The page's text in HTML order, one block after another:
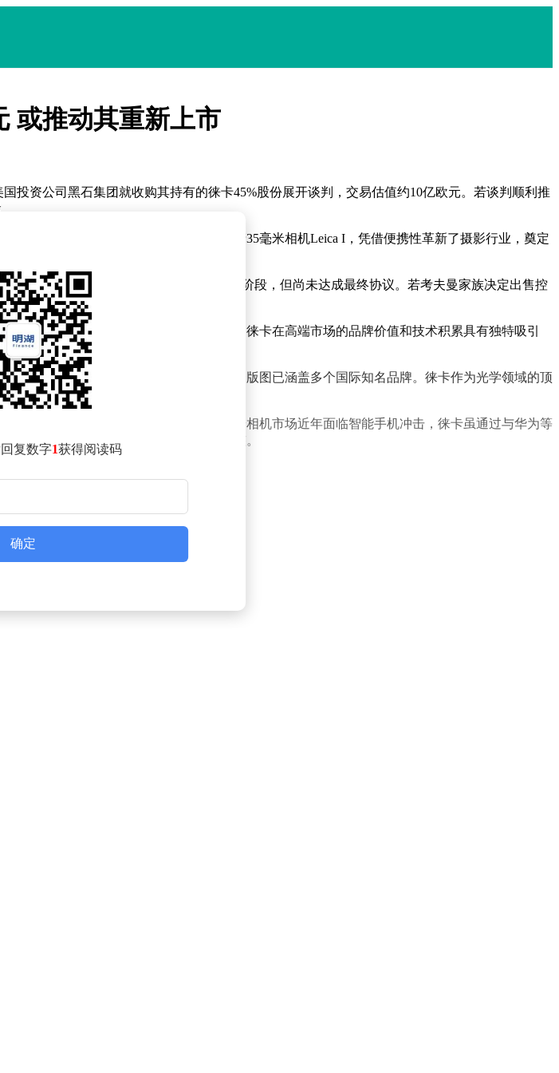
或推动其重新上市
资公司黑石集团就收购其持有的徕卡45%股份展开谈判，交易估值约10亿欧元。若谈判顺利推
微镜制造闻名，1925年推出的首款量产35毫米相机Leica I，凭借便携性革新了摄影行业，奠定
以精湛工艺和光学性能著称。
露，红杉资本与黑石的谈判已进入实质阶段，但尚未达成最终协议。若考夫曼家族决定出售控
后，已12年未在公开市场交易。
毕竟作为拥有近百年历史的消费品牌，徕卡在高端市场的品牌价值和技术积累具有独特吸引
续加码全球消费与高端制造领域，其投资版图已涵盖多个国际知名品牌。徕卡作为光学领域的顶
为外部资本介入提供了机会。不过，高端相机市场近年面临智能手机冲击，徕卡虽通过与华为等
企业注入新活力，尚需观察后续战略调整。
复数字1获得阅读码
确定